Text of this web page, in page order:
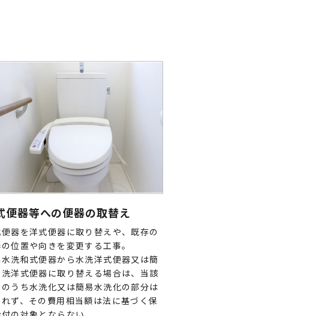
便器等への便器の取替え
器を洋式便器に取り替えや、既存の
位置や向きを変更する工事。
洗和式便器から水洗洋式便器又は簡
洋式便器に取り替える場合は、当該
うち水洗化又は簡易水洗化の部分は
ず、その費用相当額は法に基づく保